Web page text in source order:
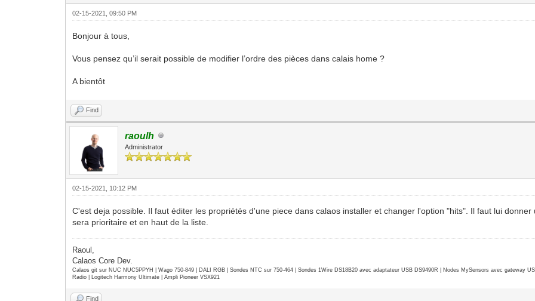
02-15-2021, 09:50 PM
Bonjour à tous,
Vous pensez qu’il serait possible de modifier l’ordre des pièces dans calais home ?
A bientôt
Find
raoulh
Administrator
02-15-2021, 10:12 PM
C'est deja possible. Il faut éditer les propriétés d'une piece dans calaos installer et changer l'option "hits". Il faut lui
sera prioritaire et en haut de la liste.
Raoul,
Calaos Core Dev.
Calaos git sur NUC NUC5PPYH | Wago 750-849 | DALI RGB | Sondes NTC sur 750-464 | Sondes 1Wire DS18B20 avec adaptateur USB DS9490R | Nodes MySensors avec gateway
Radio | Logitech Harmony Ultimate | Ampli Pioneer VSX921
Find